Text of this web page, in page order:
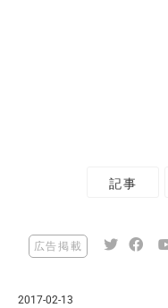
記事
広告掲載
2017-02-13